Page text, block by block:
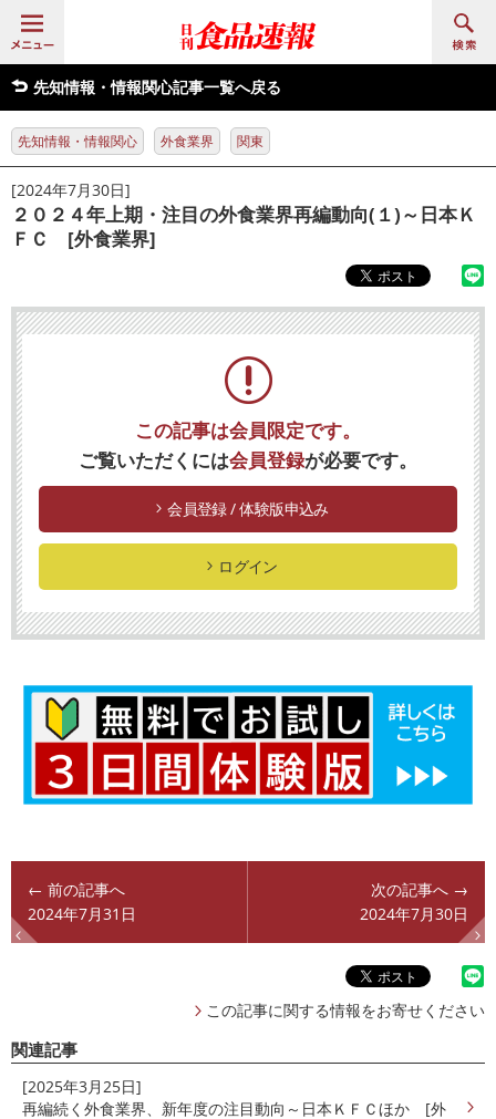
先知情報・情報関心記事一覧へ戻る
先知情報・情報関心 外食業界 関東
[2024年7月30日]
２０２４年上期・注目の外食業界再編動向(１)～日本Ｋ
ＦＣ [外食業界]
この記事は会員限定です。
ご覧いただくには会員登録が必要です。
会員登録 / 体験版申込み
ログイン
← 前の記事へ
2024年7月31日
次の記事へ →
2024年7月30日
この記事に関する情報をお寄せください
関連記事
[2025年3月25日]
再編続く外食業界、新年度の注目動向～日本ＫＦＣほか [外